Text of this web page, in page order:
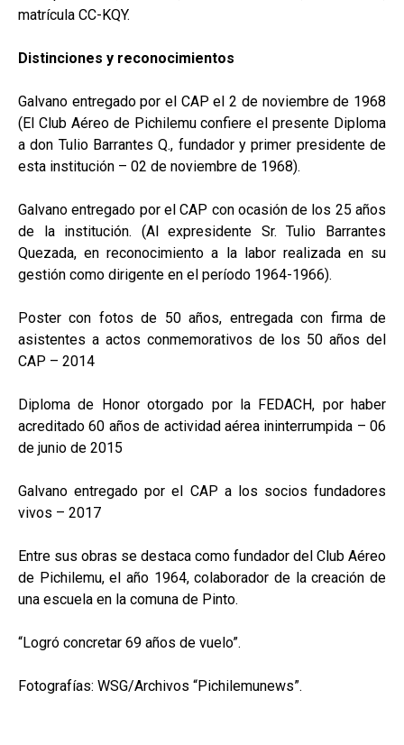
matrícula CC-KQY.
Distinciones y reconocimientos
Galvano entregado por el CAP el 2 de noviembre de 1968
(El Club Aéreo de Pichilemu confiere el presente Diploma
a don Tulio Barrantes Q., fundador y primer presidente de
esta institución – 02 de noviembre de 1968).
Galvano entregado por el CAP con ocasión de los 25 años
de la institución. (Al expresidente Sr. Tulio Barrantes
Quezada, en reconocimiento a la labor realizada en su
gestión como dirigente en el período 1964-1966).
Poster con fotos de 50 años, entregada con firma de
asistentes a actos conmemorativos de los 50 años del
CAP – 2014
Diploma de Honor otorgado por la FEDACH, por haber
acreditado 60 años de actividad aérea ininterrumpida – 06
de junio de 2015
Galvano entregado por el CAP a los socios fundadores
vivos – 2017
Entre sus obras se destaca como fundador del Club Aéreo
de Pichilemu, el año 1964, colaborador de la creación de
una escuela en la comuna de Pinto.
“Logró concretar 69 años de vuelo”.
Fotografías: WSG/Archivos “Pichilemunews”.